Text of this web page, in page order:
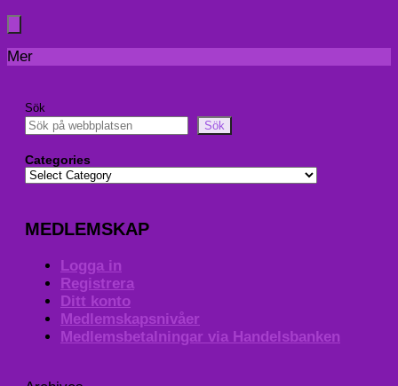
Mer
Sök
Sök
Categories
MEDLEMSKAP
Logga in
Registrera
Ditt konto
Medlemskapsnivåer
Medlemsbetalningar via Handelsbanken